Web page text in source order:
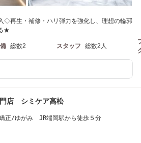
◇再生・補修・ハリ弾力を強化し、理想の輪郭
★
総数2 スタッフ 総数2人
門店 シミケア高松
正/ゆがみ JR端岡駅から徒歩５分